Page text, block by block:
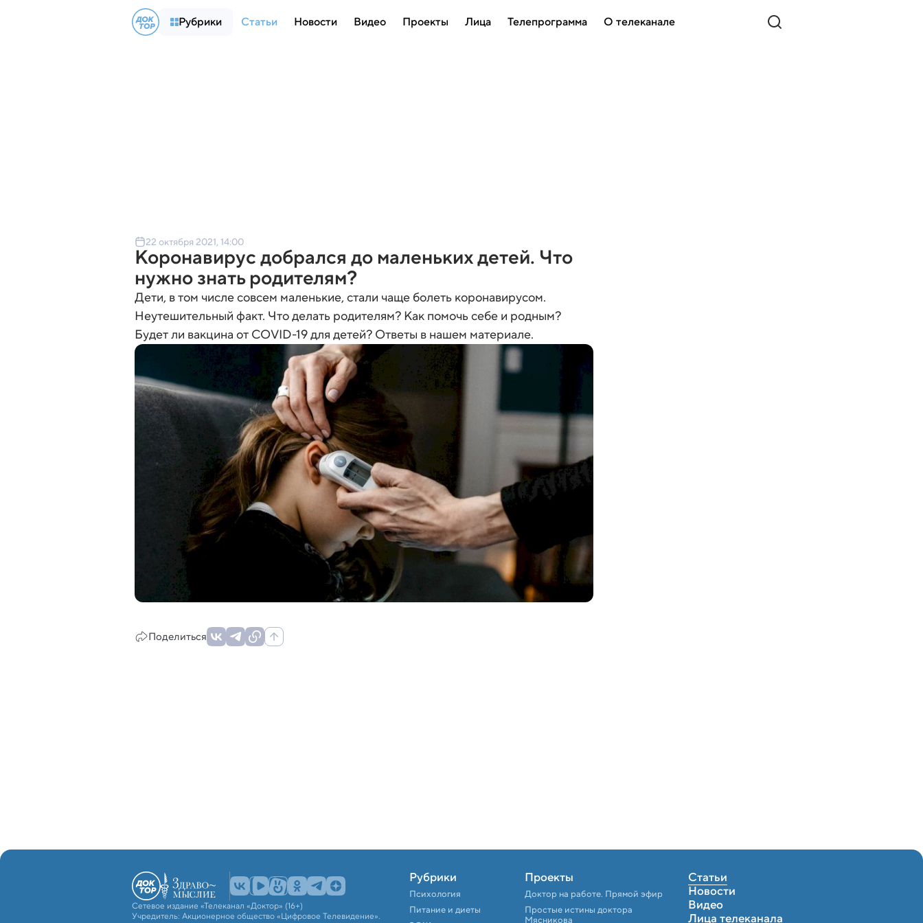
Рубрики Статьи Новости Видео Проекты Лица Телепрограмма О телеканале
22 октября 2021, 14:00
Коронавирус добрался до маленьких детей. Что
нужно знать родителям?
Дети, в том числе совсем маленькие, стали чаще болеть коронавирусом.
Неутешительный факт. Что делать родителям? Как помочь себе и родным?
Будет ли вакцина от COVID-19 для детей? Ответы в нашем материале.
Поделиться
Сетевое издание «Телеканал «Доктор» (16+)
Учредитель: Акционерное общество «Цифровое Телевидение».
Рубрики
Психология
Питание и диеты
Проекты
Доктор на работе. Прямой эфир
Простые истины доктора
Мясникова
Статьи
Новости
Видео
Лица телеканала